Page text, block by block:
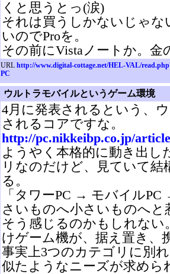
くと思うとっ(涙)
それは買うしかないじゃ
いのでProを。
その前にVistaノートか。
URL http://www.digital-cottage.net/HEL-VAL/
PC
ウルトラモバイルというゲーム環境
4月に発表されるという、
されるコアですな。
http://pc.nikkeibp.co.jp/
ようやく本格的に動き出し
リなのだけど、見ていて
る。
「タワーPC → モバイル
さいものへ小さいものへ
そう感じるのかもしれな
けゲーム機が、据え置き、
事実上3つのカテゴリに別
似たようなニーズが求め